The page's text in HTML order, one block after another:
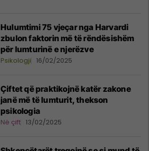
Hulumtimi 75 vjeçar nga Harvardi
zbulon faktorin më të rëndësishëm
për lumturinë e njerëzve
Psikologji 16/02/2025
Çiftet që praktikojnë katër zakone
janë më të lumturit, thekson
psikologia
Në çift 13/02/2025